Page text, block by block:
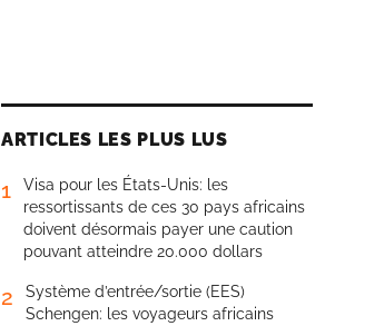
ARTICLES LES PLUS LUS
1
Visa pour les États-Unis: les
ressortissants de ces 30 pays africains
doivent désormais payer une caution
pouvant atteindre 20.000 dollars
2
Système d’entrée/sortie (EES)
Schengen: les voyageurs africains